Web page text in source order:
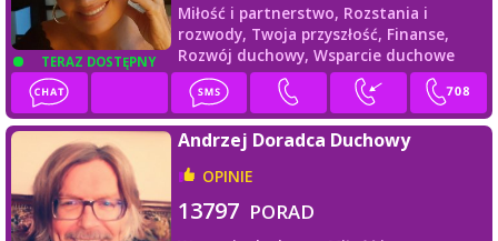
TERAZ DOSTĘPNY
Miłość i partnerstwo, Rozstania i
rozwody, Twoja przyszłość, Finanse,
Rozwój duchowy, Wsparcie duchowe
Andrzej Doradca Duchowy
OPINIE
13797 PORAD